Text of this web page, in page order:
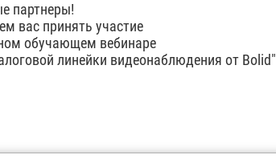
партнеры!
вас принять участие
обучающем вебинаре
линейки видеонаблюдения от Bolid"